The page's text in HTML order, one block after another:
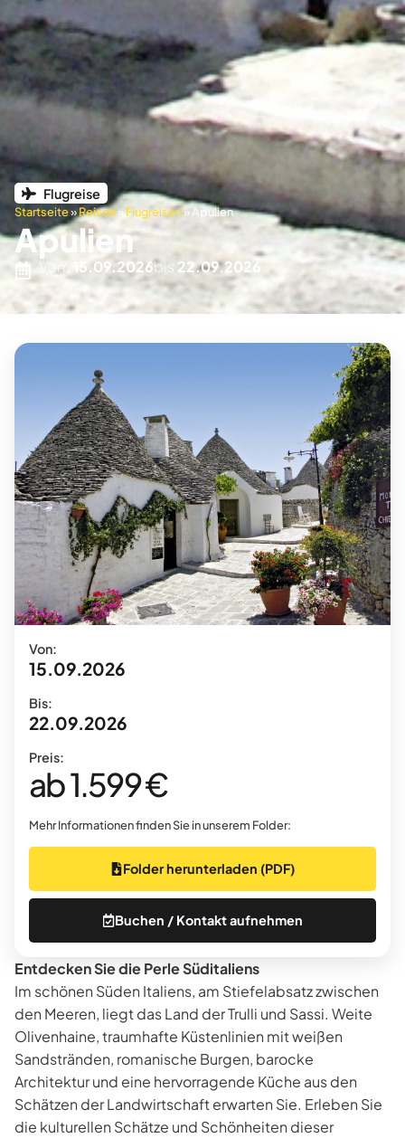
Flugreise
Startseite»Reisen»Flugreisen»Apulien
Apulien
Vom 15.09.2026bis 22.09.2026
Entdecken Sie die Perle Süditaliens
Im schönen Süden Italiens, am Stiefelabsatz zwischen
den Meeren, liegt das Land der Trulli und Sassi. Weite
Olivenhaine, traumhafte Küstenlinien mit weißen
Sandstränden, romanische Burgen, barocke
Architektur und eine hervorragende Küche aus den
Schätzen der Landwirtschaft erwarten Sie. Erleben Sie
die kulturellen Schätze und Schönheiten dieser
Von:
15.09.2026
Bis:
22.09.2026
Preis:
ab 1.599 €
Mehr Informationen finden Sie in unserem Folder:
Folder herunterladen (PDF)
Buchen / Kontakt aufnehmen